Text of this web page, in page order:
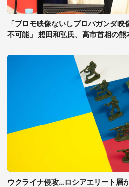
「プロモ映像ないしプロパガンダ
不可能」 想田和弘氏、高市首相の
ウクライナ侵攻...ロシアエリート層